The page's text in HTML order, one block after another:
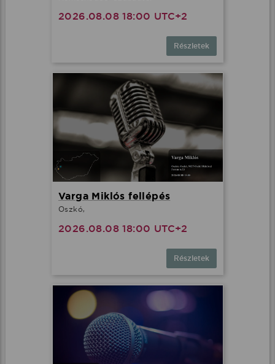
2026.08.08 18:00 UTC+2
Részletek
Varga Miklós fellépés
Oszkó,
2026.08.08 18:00 UTC+2
Részletek